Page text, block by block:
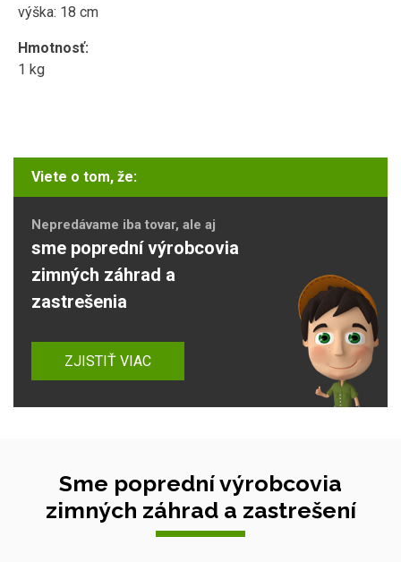
výška: 18 cm
Hmotnosť:
1 kg
Viete o tom, že:
Nepredávame iba tovar, ale aj
sme poprední výrobcovia
zimných záhrad a
zastrešenia
ZJISTIŤ VIAC
Sme poprední výrobcovia
zimných záhrad a zastrešení